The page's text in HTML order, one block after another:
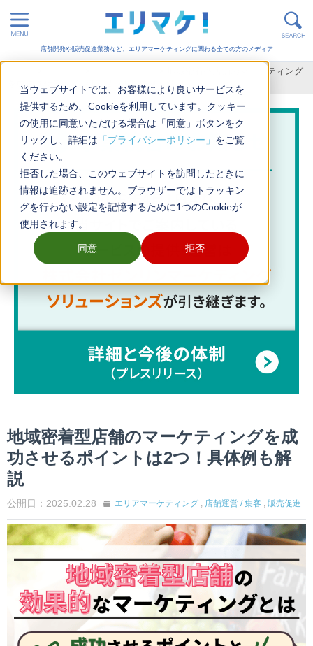
当ウェブサイトでは、お客様により良いサービスを
提供するため、Cookieを利用しています。クッキー
の使用に同意いただける場合は「同意」ボタンをク
リックし、詳細は 「プライバシーポリシー」 をご覧
ください。
拒否した場合、このウェブサイトを訪問したときに
情報は追跡されません。ブラウザーではトラッキン
グを行わない設定を記憶するために1つのCookieが
使用されます。
同意 拒否
店舗開発や販売促進業務など、エリアマーケティングに関わる全ての方のメディア
地域密着型店舗のマーケティング
を成功させるポイントは2つ！具体例も解説
地域密着型店舗のマーケティングを成
功させるポイントは2つ！具体例も解
説
公開日：2025.02.28 エリアマーケティング , 店舗運営 / 集客 , 販売促進